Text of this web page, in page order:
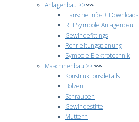
Anlagenbau >>
Flansche Infos + Downloads
R+I Symbole Anlagenbau
Gewindefittings
Rohrleitungsplanung
Symbole Elektrotechnik
Maschinenbau >>
Konstruktionsdetails
Bolzen
Schrauben
Gewindestifte
Muttern